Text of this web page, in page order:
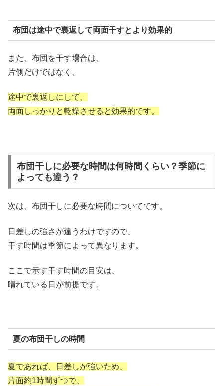
布団は途中で裏返して両面干すとより効果的
また、布団を干す場合は、
片側だけではなく、
途中で裏返しにして、
両面しっかりと乾燥させると効果的です。
布団干しに必要な時間は何時間くらい？季節に
よっても違う？
次は、布団干しに必要な時間についてです。
日差しの強さが違うわけですので、
干す時間は季節によって異なります。
ここで示す干す時間の目安は、
晴れている日が前提です。
夏の布団干しの時間
夏であれば、日差しが強いため、
片面約1時間ずつで、